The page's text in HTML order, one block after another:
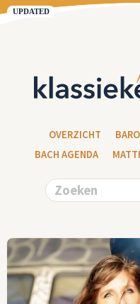
UPDATED
OVERZICHT
BACH AGENDA